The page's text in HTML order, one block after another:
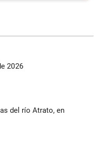
2026
del río Atrato, en